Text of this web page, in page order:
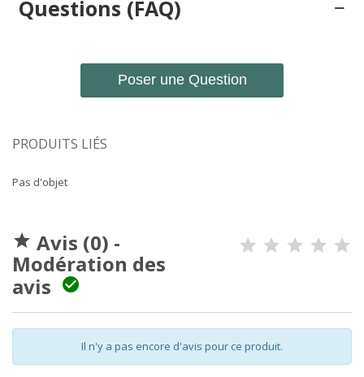
Questions (FAQ)
Poser une Question
PRODUITS LIÉS
Pas d'objet
 Avis (0) -
Modération des
avis

Il n'y a pas encore d'avis pour ce produit.